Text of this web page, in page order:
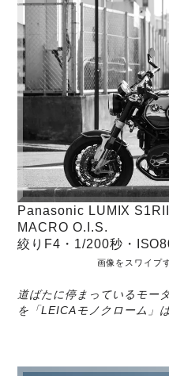
Panasonic LUMIX
MACRO O.I.S.
絞りF4・1/200秒・
画像をスワイプ
道ばたに停まっているモー
を「LEICAモノクローム」